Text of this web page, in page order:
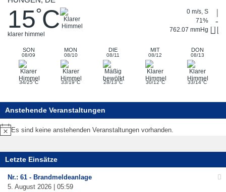
15°C
klarer himmel
0 m/s, S
71%
762.07 mmHg
SON
08/09
MON
08/10
DIE
08/11
MIT
08/12
DON
08/13
34/25°C 33/19°C 28/13°C 30/12°C 33/14°C
Anstehende Veranstaltungen
Hinweis
Es sind keine anstehenden Veranstaltungen vorhanden.
Letzte Einsätze
Nr.: 61 - Brandmeldeanlage
5. August 2026 | 05:59